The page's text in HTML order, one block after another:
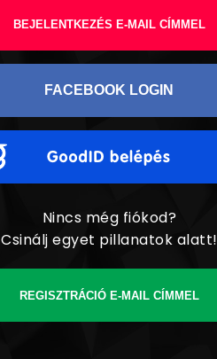
BEJELENTKEZÉS E-MAIL CÍMMEL
FACEBOOK LOGIN
Nincs még fiókod?
Csinálj egyet pillanatok alatt!
REGISZTRÁCIÓ E-MAIL CÍMMEL